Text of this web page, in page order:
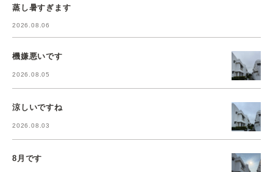
蒸し暑すぎます
2026.08.06
機嫌悪いです
2026.08.05
涼しいですね
2026.08.03
8月です